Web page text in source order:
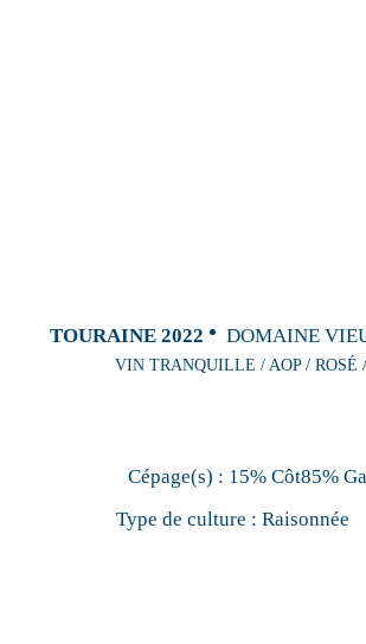
TOURAINE 2022 DOMAINE
VIN TRANQUILLE / AOP / ROSÉ
Cépage(s) : 15% Côt85%
Type de culture : Raisonnée